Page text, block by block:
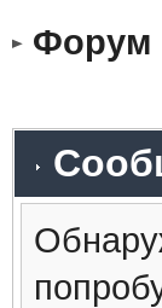
Форум